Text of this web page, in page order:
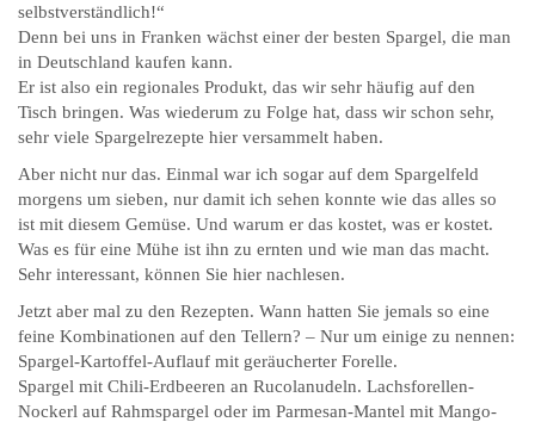
selbstverständlich!“
Denn bei uns in Franken wächst einer der besten Spargel, die man
in Deutschland kaufen kann.
Er ist also ein regionales Produkt, das wir sehr häufig auf den
Tisch bringen. Was wiederum zu Folge hat, dass wir schon sehr,
sehr viele Spargelrezepte hier versammelt haben.
Aber nicht nur das. Einmal war ich sogar auf dem Spargelfeld
morgens um sieben, nur damit ich sehen konnte wie das alles so
ist mit diesem Gemüse. Und warum er das kostet, was er kostet.
Was es für eine Mühe ist ihn zu ernten und wie man das macht.
Sehr interessant, können Sie hier nachlesen.
Jetzt aber mal zu den Rezepten. Wann hatten Sie jemals so eine
feine Kombinationen auf den Tellern? – Nur um einige zu nennen:
Spargel-Kartoffel-Auflauf mit geräucherter Forelle.
Spargel mit Chili-Erdbeeren an Rucolanudeln. Lachsforellen-
Nockerl auf Rahmspargel oder im Parmesan-Mantel mit Mango-